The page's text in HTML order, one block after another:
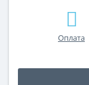
Оплата